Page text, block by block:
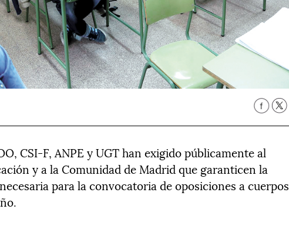
CSI-F, ANPE y UGT han exigido públicamente al
y a la Comunidad de Madrid que garanticen la
para la convocatoria de oposiciones a cuerpos